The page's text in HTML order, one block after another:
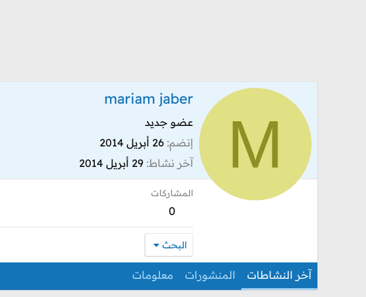
M
mariam jaber
عضو جديد
إنضم 26 أبريل 2014
آخر نشاط 29 أبريل 2014
المشاركات
0
البحث
آخر النشاطات المنشورات معلومات